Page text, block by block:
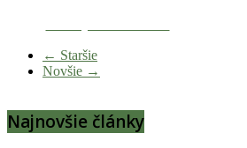
← Staršie
Novšie →
Najnovšie články